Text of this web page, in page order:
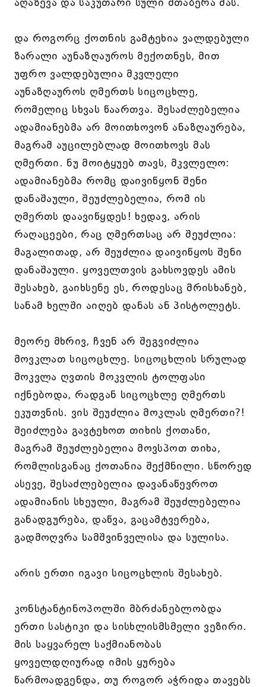
და როგორც ქოთნის გამტეხია ვალდებული
ზარალი აუნაზღაუროს მექოთნეს, მით
უფრო ვალდებულია მკვლელი
აუნაზღაუროს ღმერთს სიცოცხლე,
რომელიც სხვას წაართვა. შესაძლებელია
ადამიანებმა არ მოითხოვონ ანაზღაურება,
მაგრამ აუცილებლად მოითხოვს მას
ღმერთი. ნუ მოიტყუებ თავს, მკვლელო:
ადამიანებმა რომც დაივიწყონ შენი
დანაშაული, შეუძლებელია, რომ ის
ღმერთს დაავიწყდეს! ხედავ, არის
რაღაცეები, რაც ღმერთსაც არ შეუძლია:
მაგალითად, არ შეუძლია დაივიწყოს შენი
დანაშაული. ყოველთვის გახსოვდეს ამის
შესახებ, გაიხსენე ეს, როდესაც მრისხანებ,
სანამ ხელში აიღებ დანას ან პისტოლეტს.
მეორე მხრივ, ჩვენ არ შეგვიძლია
მოვკლათ სიცოცხლე. სიცოცხლის სრულად
მოკვლა ღვთის მოკვლის ტოლფასი
იქნებოდა, რადგან სიცოცხლე ღმერთს
ეკუთვნის. ვის შეუძლია მოკლას ღმერთი?!
შეიძლება გავტეხოთ თიხის ქოთანი,
მაგრამ შეუძლებელია მოვსპოთ თიხა,
რომლისგანაც ქოთანია შექმნილი. სწორედ
ასევე, შესაძლებელია დავანაწევროთ
ადამიანის სხეული, მაგრამ შეუძლებელია
განადგურება, დაწვა, გაცამტვერება,
გადმოღვრა სამშვინველისა და სულისა.
არის ერთი იგავი სიცოცხლის შესახებ.
კონსტანტინოპოლში მბრძანებლობდა
ერთი სასტიკი და სისხლისმსმელი ვეზირი.
მის საყვარელ საქმიანობას
ყოველდღიურად იმის ყურება
წარმოადგენდა, თუ როგორ აჭრიდა თავებს